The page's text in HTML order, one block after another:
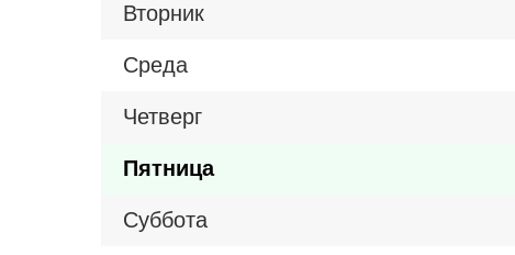
Вторник
Среда
Четверг
Пятница
Суббота